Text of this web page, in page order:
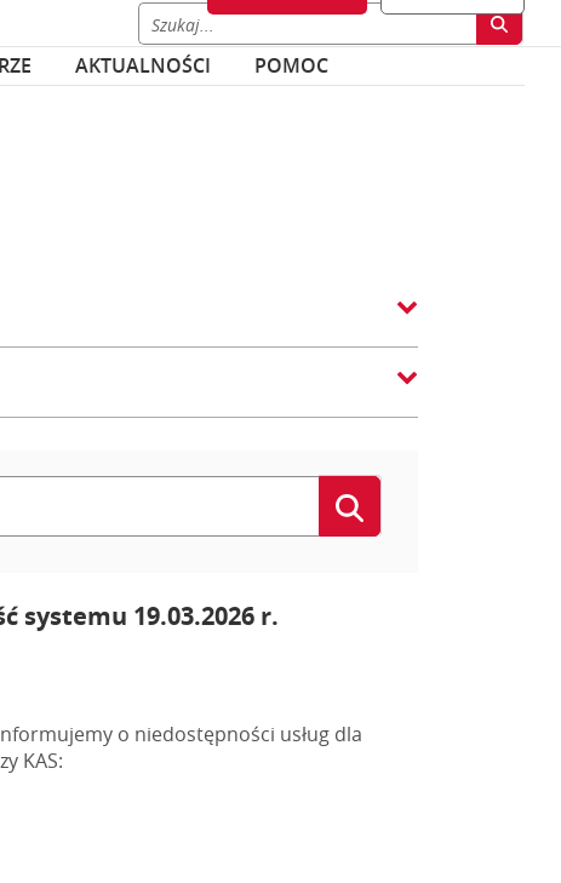
AKTUALNOŚCI POMOC
systemu 19.03.2026 r.
o niedostępności usług dla
KAS: